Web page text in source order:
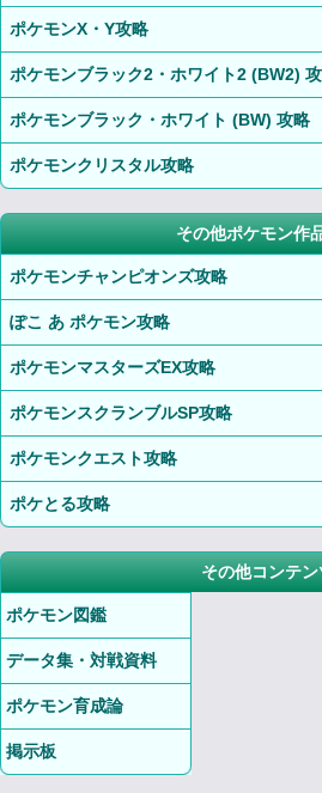
ポケモンX・Y攻略
ポケモンブラック2・ホワイト2 (BW2)
ポケモンブラック・ホワイト (BW) 攻略
ポケモンクリスタル攻略
その他ポケモン作
ポケモンチャンピオンズ攻略
ぽこ あ ポケモン攻略
ポケモンマスターズEX攻略
ポケモンスクランブルSP攻略
ポケモンクエスト攻略
ポケとる攻略
その他コンテン
ポケモン図鑑
データ集・対戦資料
ポケモン育成論
掲示板